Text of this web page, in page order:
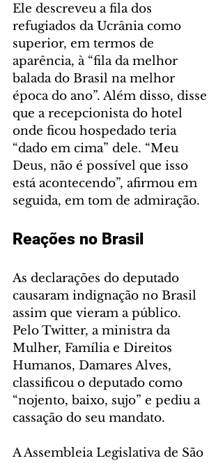
Ele descreveu a fila dos
refugiados da Ucrânia como
superior, em termos de
aparência, à “fila da melhor
balada do Brasil na melhor
época do ano”. Além disso, disse
que a recepcionista do hotel
onde ficou hospedado teria
“dado em cima” dele. “Meu
Deus, não é possível que isso
está acontecendo”, afirmou em
seguida, em tom de admiração.
Reações no Brasil
As declarações do deputado
causaram indignação no Brasil
assim que vieram a público.
Pelo Twitter, a ministra da
Mulher, Família e Direitos
Humanos, Damares Alves,
classificou o deputado como
“nojento, baixo, sujo” e pediu a
cassação do seu mandato.
A Assembleia Legislativa de São